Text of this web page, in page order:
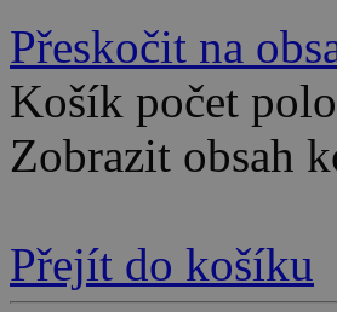
Přeskočit na
Košík počet
Zobrazit obsah
Přejít do košíku